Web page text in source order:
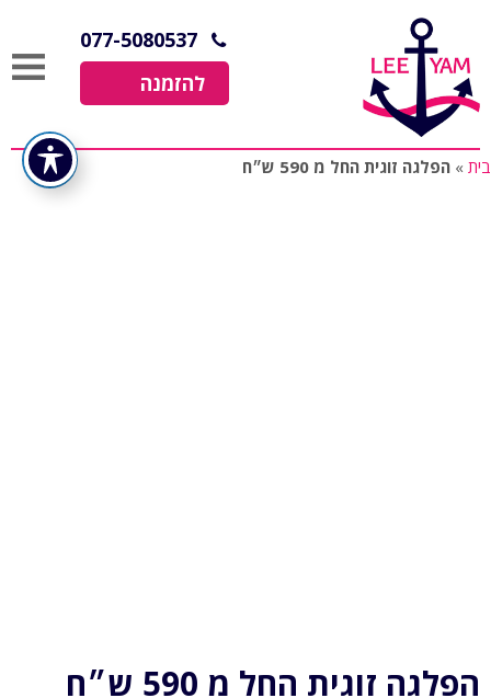
077-5080537
להזמנה
בית » הפלגה זוגית החל מ 590 ש״ח
הפלגה זוגית החל מ 590 ש״ח